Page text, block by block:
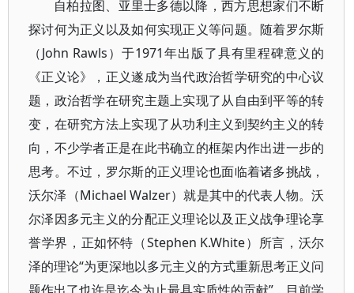
自柏拉图、亚里士多德以降，西方思想家们不断
探讨何为正义以及如何实现正义等问题。随着罗尔斯
（John Rawls）于1971年出版了具有里程碑意义的
《正义论》，正义遂成为当代政治哲学研究的中心议
题，政治哲学在研究主题上实现了从自由到平等的转
变，在研究方法上实现了从功利主义到契约主义的转
向，不少学者正是在此书确立的框架内作出进一步的
思考。不过，罗尔斯的正义理论也面临着诸多挑战，
沃尔泽（Michael Walzer）就是其中的代表人物。沃
尔泽因多元主义的分配正义理论以及正义战争理论享
誉学界，正如怀特（Stephen K.White）所言，沃尔
泽的理论“为更深地以多元主义的方式重新思考正义问